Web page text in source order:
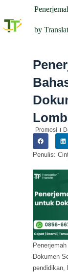
by
Promosi
Penulis:
Dokumen
pendidikan,